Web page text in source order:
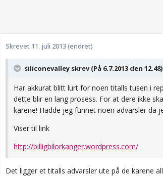
Skrevet 11. juli 2013(endret)
siliconevalley skrev (På 6.7.2013 den
Har akkurat blitt lurt for noen titalls tusen i
dette blir en lang prosess. For at dere ikke
karene! Hadde jeg funnet noen advarsler da
Viser til link
http://billigbilorkanger.wordpress.com/
Det ligger et titalls advarsler ute på de karene